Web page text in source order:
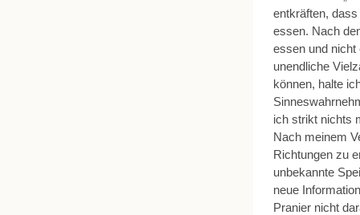
entkräften,
essen. Nach
essen und nicht
unendliche
können, halte
ich strikt nichts
Nach meinem
Richtungen zu
unbekannte
neue
Pranier nicht